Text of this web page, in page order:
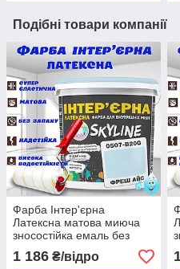
Подібні товари компанії
Фарба Інтер'єрна
Латексна матова миюча
зносостійка емаль без
запаху для стін і стель
Skyline Фреш Айс 5 л
1 186 ₴/відро